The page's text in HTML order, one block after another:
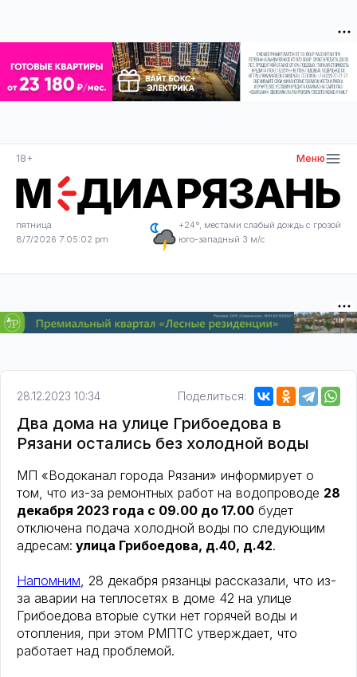
18+ Меню
пятница
8/7/2026 7:05:02 pm
+24°, местами слабый дождь с грозой
юго-западный 3 м/с
28.12.2023 10:34 Поделиться:
Два дома на улице Грибоедова в
Рязани остались без холодной воды
МП «Водоканал города Рязани» информирует о
том, что из-за ремонтных работ на водопроводе 28
декабря 2023 года с 09.00 до 17.00 будет
отключена подача холодной воды по следующим
адресам: улица Грибоедова, д.40, д.42.
Напомним, 28 декабря рязанцы рассказали, что из-
за аварии на теплосетях в доме 42 на улице
Грибоедова вторые сутки нет горячей воды и
отопления, при этом РМПТС утверждает, что
работает над проблемой.